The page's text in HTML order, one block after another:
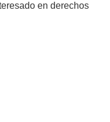
en derechos